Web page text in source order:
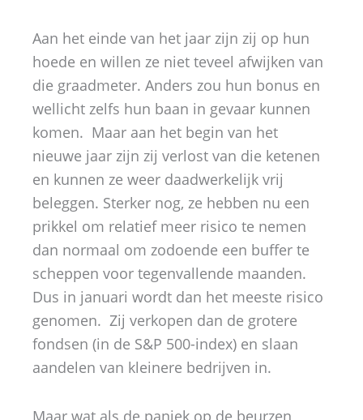
Aan het einde van het jaar zijn zij op hun
hoede en willen ze niet teveel afwijken van
die graadmeter. Anders zou hun bonus en
wellicht zelfs hun baan in gevaar kunnen
komen. Maar aan het begin van het
nieuwe jaar zijn zij verlost van die ketenen
en kunnen ze weer daadwerkelijk vrij
beleggen. Sterker nog, ze hebben nu een
prikkel om relatief meer risico te nemen
dan normaal om zodoende een buffer te
scheppen voor tegenvallende maanden.
Dus in januari wordt dan het meeste risico
genomen. Zij verkopen dan de grotere
fondsen (in de S&P 500-index) en slaan
aandelen van kleinere bedrijven in.
Maar wat als de paniek op de beurzen